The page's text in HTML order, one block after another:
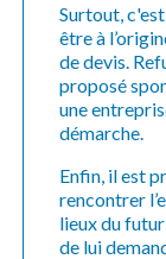
Surtout,
être à
de devis.
proposé
une
démarche.
Enfin, il est
rencontrer
lieux du
de lui